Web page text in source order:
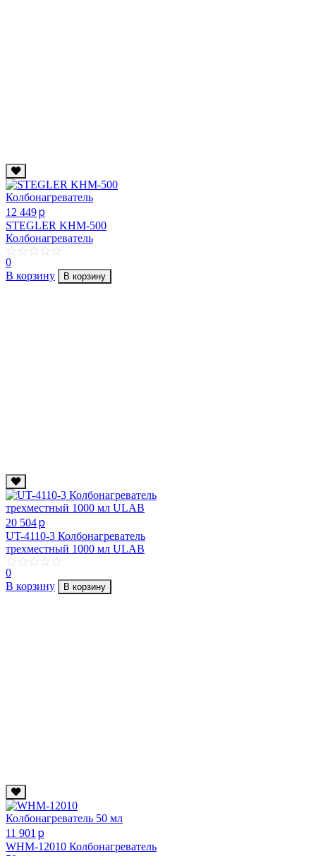
12 449p
STEGLER KНМ-500
Колбонагреватель
0
В корзину
В корзину
20 504p
UT-4110-3 Колбонагреватель
трехместный 1000 мл ULAB
0
В корзину
В корзину
11 901 p
WHM-12010 Колбонагреватель